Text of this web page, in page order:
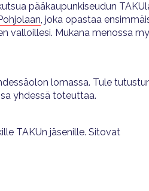
pääkaupunkiseudun
, joka opastaa
valloillesi. Mukana menossa
lomassa. Tule
yhdessä toteuttaa.
TAKUn jäsenille. Sitovat